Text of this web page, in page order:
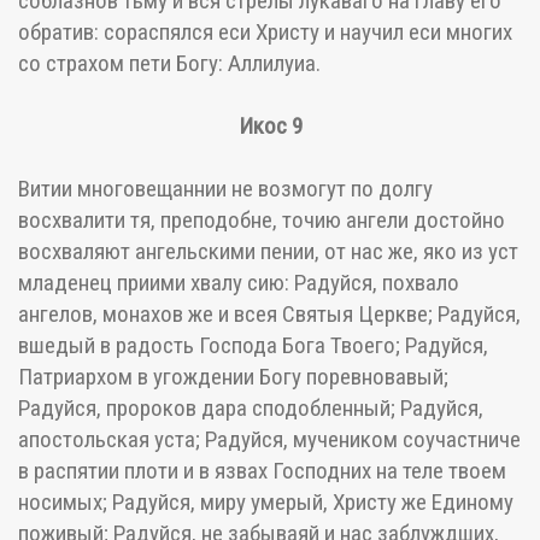
обратив: сораспялся еси Христу и научил еси многих
со страхом пети Богу: Аллилуиа.
Икос 9
Витии многовещаннии не возмогут по долгу
восхвалити тя, преподобне, точию ангели достойно
восхваляют ангельскими пении, от нас же, яко из уст
младенец приими хвалу сию: Радуйся, похвало
ангелов, монахов же и всея Святыя Церкве; Радуйся,
вшедый в радость Господа Бога Твоего; Радуйся,
Патриархом в угождении Богу поревновавый;
Радуйся, пророков дара сподобленный; Радуйся,
апостольская уста; Радуйся, мучеником соучастниче
в распятии плоти и в язвах Господних на теле твоем
носимых; Радуйся, миру умерый, Христу же Единому
поживый; Радуйся, не забываяй и нас заблуждших,